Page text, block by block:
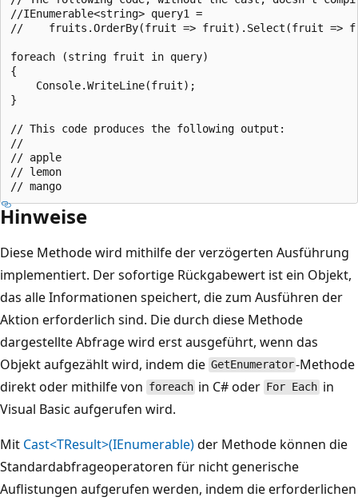
//IEnumerable<string> query1 =
//    fruits.OrderBy(fruit => fruit).Select(fruit =>
foreach (string fruit in query)
{
    Console.WriteLine(fruit);
}
// This code produces the following output:
//
// apple
// lemon
Hinweise
Diese Methode wird mithilfe der verzögerten Ausführung
implementiert. Der sofortige Rückgabewert ist ein Objekt,
das alle Informationen speichert, die zum Ausführen der
Aktion erforderlich sind. Die durch diese Methode
dargestellte Abfrage wird erst ausgeführt, wenn das
Objekt aufgezählt wird, indem die GetEnumerator-Methode
direkt oder mithilfe von foreach in C# oder For Each in
Visual Basic aufgerufen wird.
Mit Cast<TResult>(IEnumerable)der Methode können die
Standardabfrageoperatoren für nicht generische
Auflistungen aufgerufen werden, indem die erforderlichen